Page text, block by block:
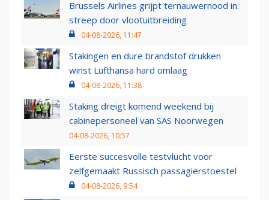
Brussels Airlines grijpt ternauwernood in:
streep door vlootuitbreiding
04-08-2026, 11:47
Stakingen en dure brandstof drukken
winst Lufthansa hard omlaag
04-08-2026, 11:38
Staking dreigt komend weekend bij
cabinepersoneel van SAS Noorwegen
04-08-2026, 10:57
Eerste succesvolle testvlucht voor
zelfgemaakt Russisch passagierstoestel
04-08-2026, 9:54